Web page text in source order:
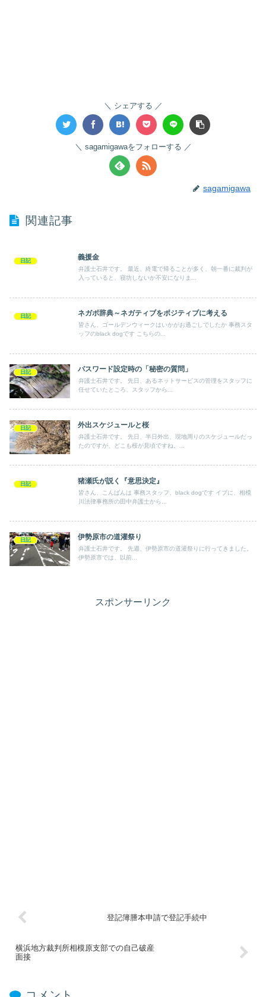
シェアする
sagamigawaをフォローする
sagamigawa
関連記事
日記 義援金
弁護士石井です。 最近、終電で帰ることが多く、朝一番に裁判が
入っていると、寝坊しないか不安になりま...
日記 ネガポ辞典～ネガティブをポジティブに考える
皆さん、ゴールデンウィークはいかがお過ごしでしたか 事務スタ
ッフのblack dogです こちらの...
日記 パスワード設定時の「秘密の質問」
弁護士石井です。 先日、あるネットサービスの管理をスタッフに
任せていたところ、スタッフから...
日記 外出スケジュールと桜
弁護士石井です。 先日、半日外出、現地周りのスケジュールだっ
たのですが、どこも桜が見頃ですね。...
日記 猪瀬氏が説く『意思決定』
皆さん、こんばんは 事務スタッフ、black dogです イブに、相模
川法律事務所の田中弁護士から...
日記 伊勢原市の道灌祭り
弁護士石井です。 先週、伊勢原市の道灌祭りに行ってきました。
伊勢原市では、以前...
スポンサーリンク
登記簿謄本申請で登記手続中
横浜地方裁判所相模原支部での自己破産
面接